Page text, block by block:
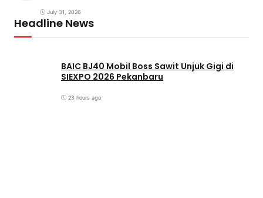
July 31, 2026
Headline News
BAIC BJ40 Mobil Boss Sawit Unjuk Gigi di
SIEXPO 2026 Pekanbaru
23 hours ago